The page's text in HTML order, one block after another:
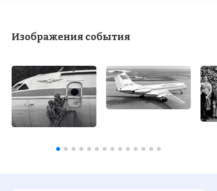
Изображения события